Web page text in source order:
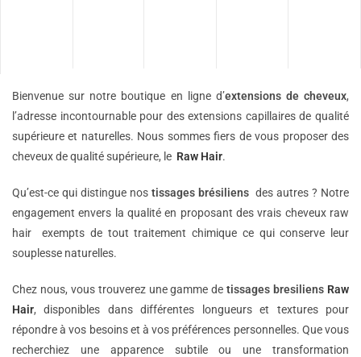
Bienvenue sur notre boutique en ligne d’extensions decheveux,
l’adresse incontournable pour des extensions capillaires de qualité
supérieure et naturelles. Nous sommes fiers de vous proposer des
cheveux de qualité supérieure, le Raw Hair.
Qu’est-ce qui distingue nos tissages brésiliens des autres ? Notre
engagement envers la qualité en proposant des vrais cheveux raw
hair exempts de tout traitement chimique ce qui conserve leur
souplesse naturelles.
Chez nous, vous trouverez une gamme detissages bresiliens Raw
Hair, disponibles dans différentes longueurs et textures pour
répondre à vos besoins et à vos préférences personnelles. Que vous
recherchiez une apparence subtile ou une transformation